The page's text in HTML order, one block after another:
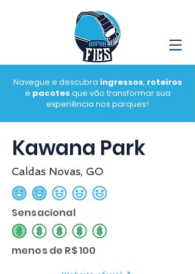
Navegue e descubra ingressos, roteiros
e pacotes que vão transformar sua
experiência nos parques!
Kawana Park
Caldas Novas, GO
classificação média é 2 de 5
Sensacional
classificação média é 1 de 5
menos de R$ 100